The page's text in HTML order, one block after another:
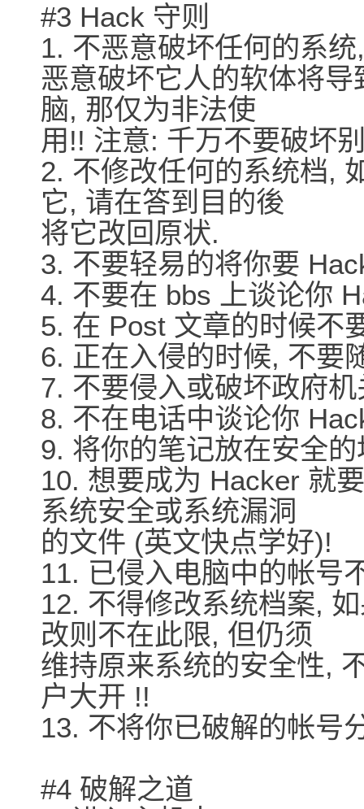
#3 Hack 守则
1. 不恶意破坏任何的系
恶意破坏它人的软体将
脑, 那仅为非法使
用!! 注意: 千万不要破坏
2. 不修改任何的系统档,
它, 请在答到目的後
将它改回原状.
3. 不要轻易的将你要
4. 不要在 bbs 上谈论你
5. 在 Post 文章的时候不
6. 正在入侵的时候, 不要
7. 不要侵入或破坏政府
8. 不在电话中谈论你
9. 将你的笔记放在安全
10. 想要成为 Hacker 就
系统安全或系统漏洞
的文件 (英文快点学好)!
11. 已侵入电脑中的帐号
12. 不得修改系统档案,
改则不在此限, 但仍须
维持原来系统的安全性,
户大开 !!
13. 不将你已破解的帐号
#4 破解之道